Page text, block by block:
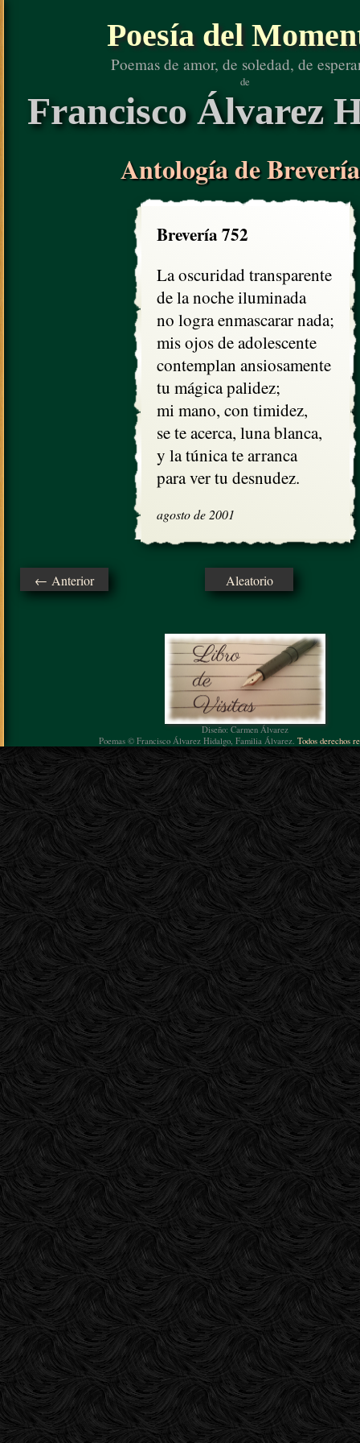
Poesía del
Poemas de amor, de soledad, de
de
Francisco Álvarez
Antología de
Brevería 752
La oscuridad transparente
de la noche iluminada
no logra enmascarar nada;
mis ojos de adolescente
contemplan ansiosamente
tu mágica palidez;
mi mano, con timidez,
se te acerca, luna blanca,
y la túnica te arranca
para ver tu desnudez.
agosto de 2001
← Anterior Aleatorio
Diseño: Carmen Álvarez
Poemas © Francisco Álvarez Hidalgo, Familia Álvarez. Todos derechos